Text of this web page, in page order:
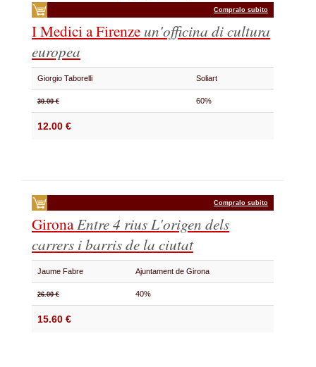
Compralo subito
I Medici a Firenze un'officina di cultura
europea
Giorgio Taborelli Soliart
30.00 € 60%
12.00 €
Compralo subito
GironaEntre 4 riusL'origen dels
carrers i barris de la ciutat
Jaume Fabre Ajuntament de Girona
26.00 € 40%
15.60 €